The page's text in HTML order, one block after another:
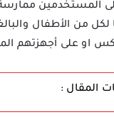
المستخدمين ممارسة
لكل من الأطفال
او على أجهزتهم
المقال :